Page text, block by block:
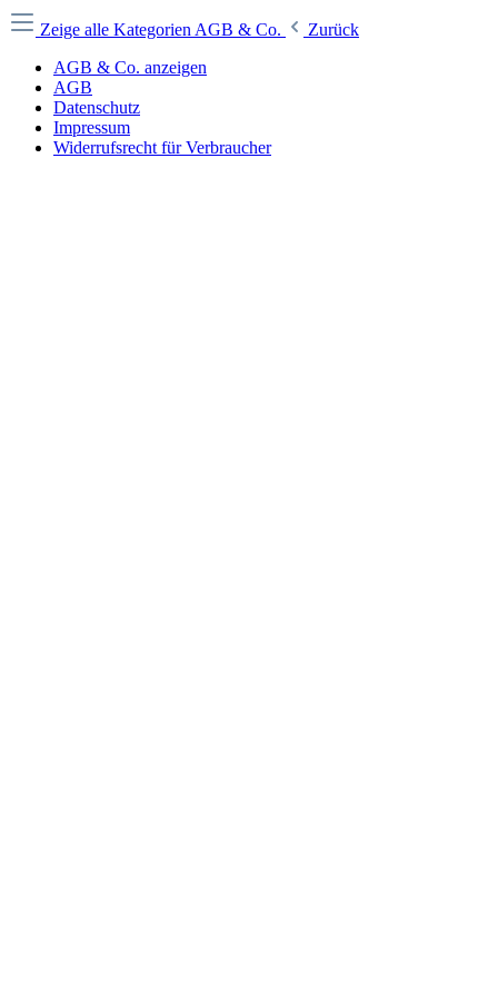
Zeige alle Kategorien AGB & Co.
Zurück
AGB & Co. anzeigen
AGB
Datenschutz
Impressum
Widerrufsrecht für Verbraucher